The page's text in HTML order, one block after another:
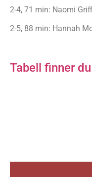
2-4, 71 min: Naomi
2-5, 88 min: Hannah
Tabell finner